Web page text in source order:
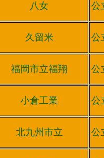
八女 公
久留米 公
福岡市立福翔 公
小倉工業 公
北九州市立 公